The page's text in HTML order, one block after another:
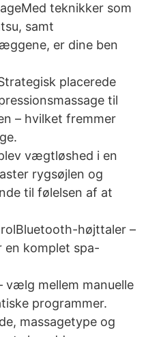
teknikker som
samt
er dine ben
placerede
til
– hvilket fremmer
vægtløshed i en
rygsøjlen og
til følelsen af at
højttaler –
en komplet spa-
vælg mellem manuelle
programmer.
massagetype og